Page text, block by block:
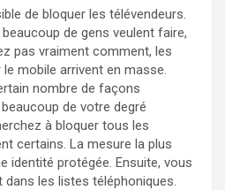
de bloquer les télévendeurs.
de gens veulent faire,
pas vraiment comment, les
mobile arrivent en masse.
nombre de façons
de votre degré
à bloquer tous les
certains. La mesure la plus
identité protégée. Ensuite, vous
dans les listes téléphoniques.